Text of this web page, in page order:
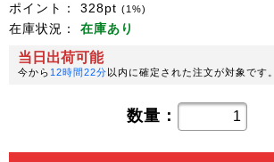
ポイント： 328pt (1%)
在庫状況： 在庫あり
当日出荷可能
今から 12時間22分以内に確定された注文が対象です。
数量：